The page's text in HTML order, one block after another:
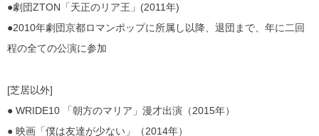
●劇団ZTON「天正のリア王」(2011年)
●2010年劇団京都ロマンポップに所属し以降、退団まで、 年に二回
程の全ての公演に参加
[芝居以外]
● WRIDE10 「朝方のマリア」漫才出演（2015年）
● 映画「僕は友達が少ない」（2014年）